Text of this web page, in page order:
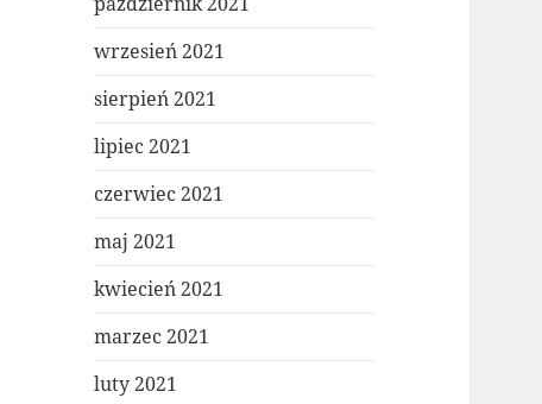
wrzesień 2021
sierpień 2021
lipiec 2021
czerwiec 2021
maj 2021
kwiecień 2021
marzec 2021
luty 2021